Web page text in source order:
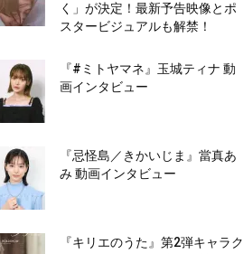
く」が決定！最新予告映像とポ
スタービジュアルも解禁！
『#ミトヤマネ』玉城ティナ 動
画インタビュー
『忌怪島／きかいじま』當真あ
み 動画インタビュー
『キリエのうた』第2弾キャラク